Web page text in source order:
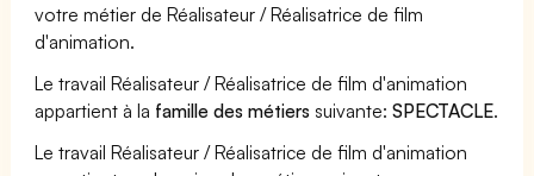
votre métier de Réalisateur / Réalisatrice de film
d'animation.
Le travail Réalisateur / Réalisatrice de film d'animation
appartient à la famille des métiers suivante:SPECTACLE.
Le travail Réalisateur / Réalisatrice de film d'animation